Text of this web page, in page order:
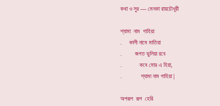
কথা ও সুর --- মেনকা রায়চৌধূরী
শ্যামা নাম গাহিয়া
. কালী নামে মাতিয়া
. জগত ভুলিয়া রবে
. কবে মোর এ হিয়া,
. শ্যামা নাম গাহিয়া |
অপরূপ রূপ হেরি